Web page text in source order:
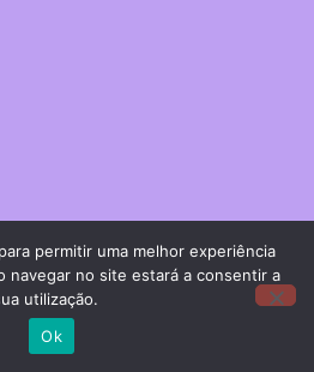
permitir uma melhor experiência
navegar no site estará a consentir a
utilização.
Ok